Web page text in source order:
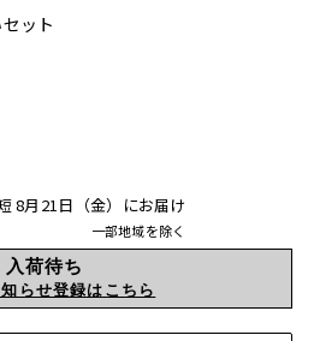
ット
8月21日（金）にお届け
一部地域を除く
入荷待ち
らせ登録はこちら